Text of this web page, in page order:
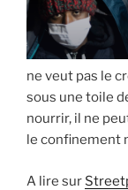
ne veut pas le
sous une toile
nourrir, il ne
le confinement
A lire sur